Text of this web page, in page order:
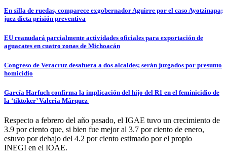
En silla de ruedas, comparece exgobernador Aguirre por el caso Ayotzinapa;
juez dicta prisión preventiva
EU reanudará parcialmente actividades oficiales para exportación de
aguacates en cuatro zonas de Michoacán
Congreso de Veracruz desafuera a dos alcaldes; serán juzgados por presunto
homicidio
García Harfuch confirma la implicación del hijo del R1 en el feminicidio de
la ‘tiktoker’ Valeria Márquez
Respecto a febrero del año pasado, el IGAE tuvo un crecimiento de
3.9 por ciento que, si bien fue mejor al 3.7 por ciento de enero,
estuvo por debajo del 4.2 por ciento estimado por el propio
INEGI en el IOAE.